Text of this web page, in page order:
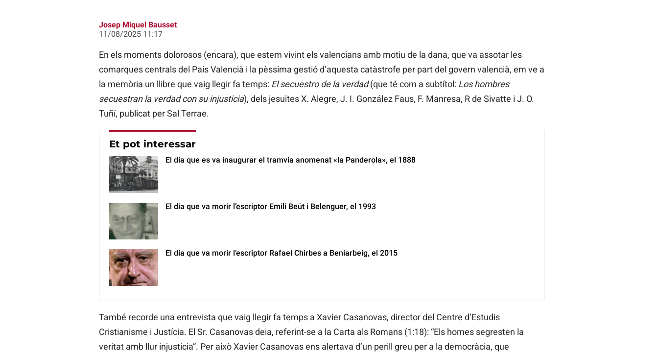
Josep Miquel Bausset
11/08/2025 11:17
En els moments dolorosos (encara), que estem vivint els valencians amb motiu de la dana, que va assotar les
comarques centrals del País Valencià i la pèssima gestió d’aquesta catàstrofe per part del govern valencià, em ve a
la memòria un llibre que vaig llegir fa temps: El secuestro de la verdad(que té com a subtítol: Los hombres
secuestran la verdad con su injusticia), dels jesuïtes X. Alegre, J. I. González Faus, F. Manresa, R de Sivatte i J. O.
Tuñí, publicat per Sal Terrae.
Et pot interessar
El dia que es va inaugurar el tramvia anomenat «la Panderola», el 1888
El dia que va morir l’escriptor Emili Beüt i Belenguer, el 1993
El dia que va morir l’escriptor Rafael Chirbes a Beniarbeig, el 2015
També recorde una entrevista que vaig llegir fa temps a Xavier Casanovas, director del Centre d’Estudis
Cristianisme i Justícia. El Sr. Casanovas deia, referint-se a la Carta als Romans (1:18): “Els homes segresten la
veritat amb llur injustícia”. Per això Xavier Casanovas ens alertava d’un perill greu per a la democràcia, que